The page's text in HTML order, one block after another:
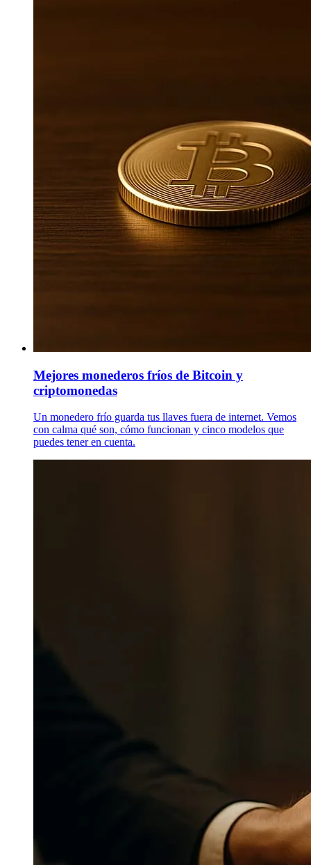
Mejores monederos fríos de Bitcoin y
criptomonedas
Un monedero frío guarda tus llaves fuera de internet. Vemos
con calma qué son, cómo funcionan y cinco modelos que
puedes tener en cuenta.